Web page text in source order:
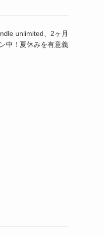
unlimited、2ヶ月
中！夏休みを有意義